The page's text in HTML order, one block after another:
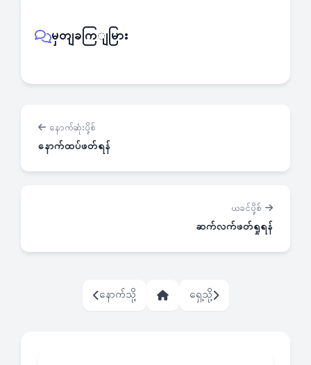
မှတျခကြျမြား
နောက်ဆုံးပို့စ်
နောက်ထပ်ဖတ်ရန်
ယခင်ပို့စ်
ဆက်လက်ဖတ်ရှုရန်
နောက်သို့ ရှေ့သို့